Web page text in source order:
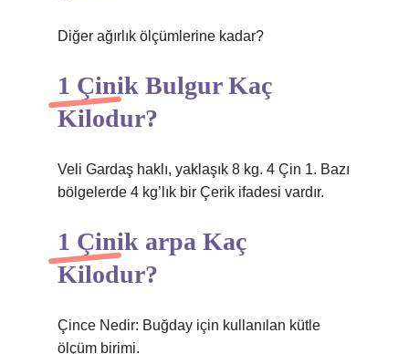
Diğer ağırlık ölçümlerine kadar?
1 Çinik Bulgur Kaç
Kilodur?
Veli Gardaş haklı, yaklaşık 8 kg. 4 Çin 1. Bazı
bölgelerde 4 kg’lık bir Çerik ifadesi vardır.
1 Çinik arpa Kaç
Kilodur?
Çince Nedir: Buğday için kullanılan kütle
ölçüm birimi.